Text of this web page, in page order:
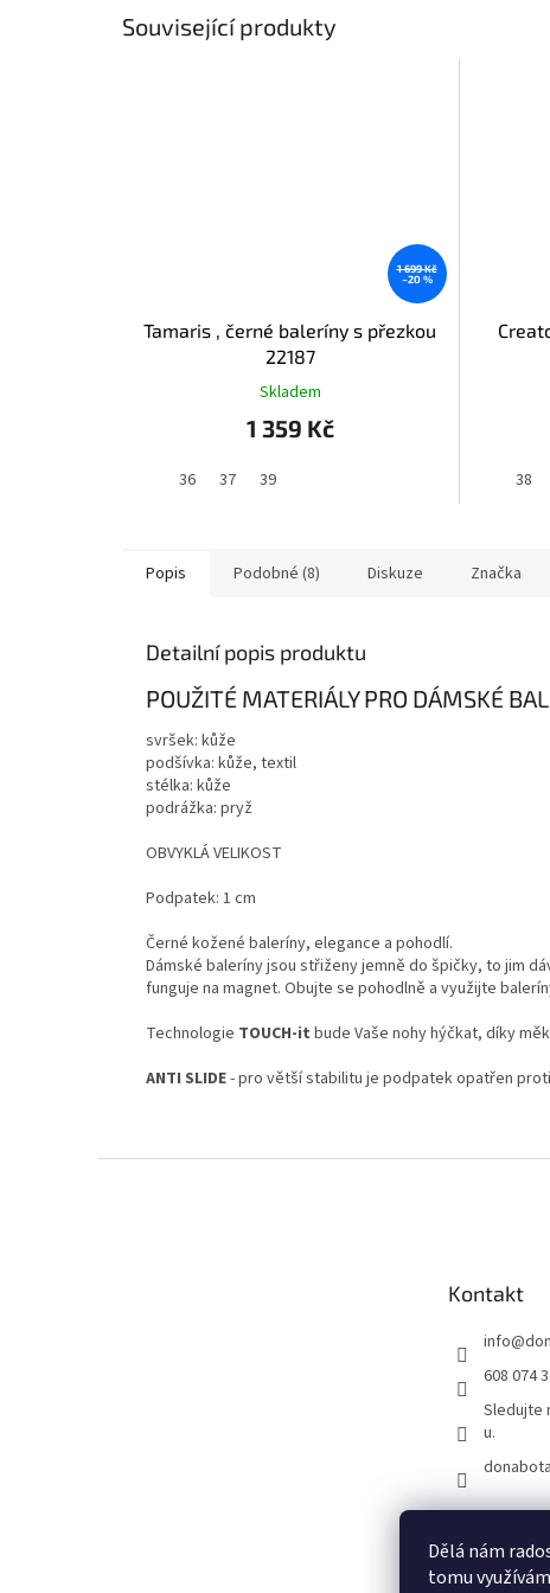
Dělá nám
tomu
Související produkty
1 699 Kč
–20 %
Tamaris , černé baleríny s přezkou
22187
Skladem
1 359 Kč
36 37 39 38
Popis Podobné (8) Diskuze Značka
Detailní popis produktu
POUŽITÉ MATERIÁLY PRO DÁMSKÉ
svršek: kůže
podšívka: kůže, textil
stélka: kůže
podrážka: pryž
OBVYKLÁ VELIKOST
Podpatek: 1 cm
Černé kožené baleríny, elegance a pohodlí.
Dámské baleríny jsou střiženy jemně do špičky, to jim
funguje na magnet. Obujte se pohodlně a využijte
Technologie TOUCH-it bude Vaše nohy hýčkat, díky
ANTI SLIDE- pro větší stabilitu je podpatek opatřen
Kontakt
info@
608 074
Sledujte
u.
donabota